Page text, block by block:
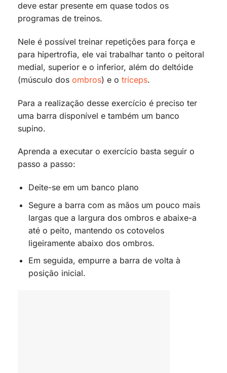
deve estar presente em quase todos os
programas de treinos.
Nele é possível treinar repetições para força e
para hipertrofia, ele vai trabalhar tanto o peitoral
medial, superior e o inferior, além do deltóide
(músculo dos ombros) e o tríceps.
Para a realização desse exercício é preciso ter
uma barra disponível e também um banco
supino.
Aprenda a executar o exercício basta seguir o
passo a passo:
Deite-se em um banco plano
Segure a barra com as mãos um pouco mais
largas que a largura dos ombros e abaixe-a
até o peito, mantendo os cotovelos
ligeiramente abaixo dos ombros.
Em seguida, empurre a barra de volta à
posição inicial.